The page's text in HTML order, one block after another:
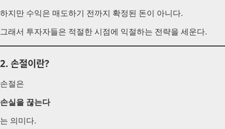
하지만 수익은 매도하기 전까지 확정된 돈이 아니다.
그래서 투자자들은 적절한 시점에 익절하는 전략을 세운다.
2. 손절이란?
손절은
손실을 끊는다
는 의미다.